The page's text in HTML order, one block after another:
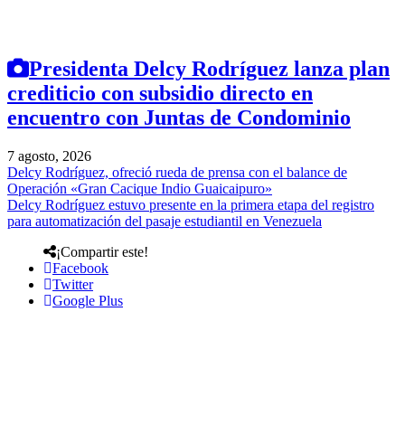
Presidenta Delcy Rodríguez lanza plan
crediticio con subsidio directo en
encuentro con Juntas de Condominio
7 agosto, 2026
Delcy Rodríguez, ofreció rueda de prensa con el balance de
Operación «Gran Cacique Indio Guaicaipuro»
Delcy Rodríguez estuvo presente en la primera etapa del registro
para automatización del pasaje estudiantil en Venezuela
¡Compartir este!
Facebook
Twitter
Google Plus